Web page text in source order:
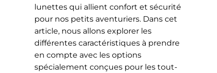
lunettes qui allient confort et sécurité
pour nos petits aventuriers. Dans cet
article, nous allons explorer les
différentes caractéristiques à prendre
en compte avec les options
spécialement conçues pour les tout-